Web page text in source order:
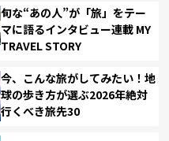
旬な“あの人”が「旅」をテー
マに語るインタビュー連載 MY
TRAVEL STORY
今、こんな旅がしてみたい！地
球の歩き方が選ぶ2026年絶対
行くべき旅先30